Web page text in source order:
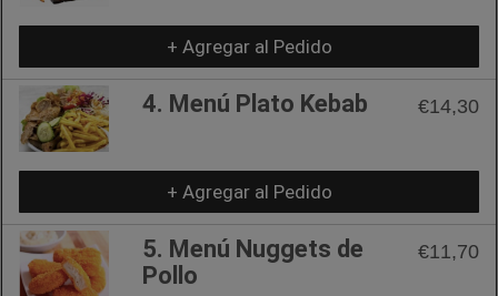
+ Agregar al Pedido
4. Menú Plato Kebab €14,30
+ Agregar al Pedido
5. Menú Nuggets de
Pollo
€11,70